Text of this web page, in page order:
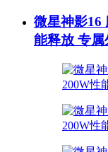
微星神影16
能释放 专属